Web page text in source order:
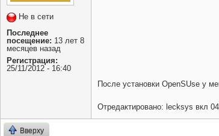
Не в сети
Последнее
посещение: 13 лет 8
месяцев назад
Регистрация:
25/11/2012 - 16:40
После установки OpenSUse у
Отредактировано: lecksys вкл
Вверху